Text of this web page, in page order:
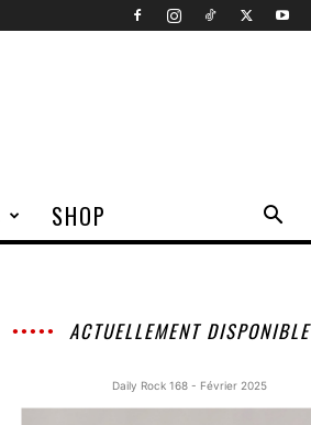
SHOP
ACTUELLEMENT DISPONIBLE
Daily Rock 168 - Février 2025